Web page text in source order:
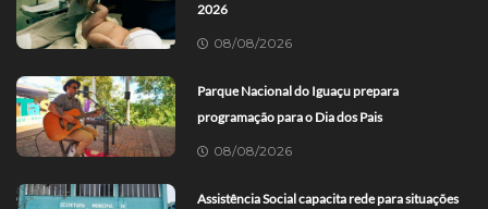
2026
08/08/2026
Parque Nacional do Iguaçu prepara
programação para o Dia dos Pais
08/08/2026
Assistência Social capacita rede para situações